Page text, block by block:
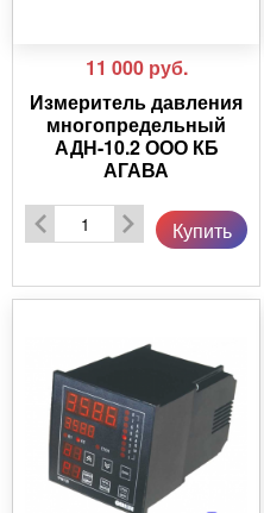
11 000 руб.
Измеритель давления
многопредельный
АДН-10.2 ООО КБ
АГАВА
Купить